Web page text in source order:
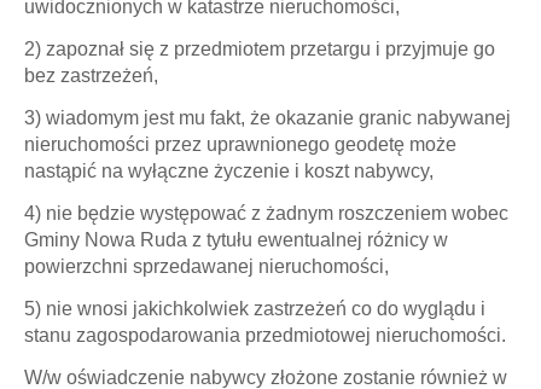
uwidocznionych w katastrze nieruchomości,
2) zapoznał się z przedmiotem przetargu i przyjmuje go
bez zastrzeżeń,
3) wiadomym jest mu fakt, że okazanie granic nabywanej
nieruchomości przez uprawnionego geodetę może
nastąpić na wyłączne życzenie i koszt nabywcy,
4) nie będzie występować z żadnym roszczeniem wobec
Gminy Nowa Ruda z tytułu ewentualnej różnicy w
powierzchni sprzedawanej nieruchomości,
5) nie wnosi jakichkolwiek zastrzeżeń co do wyglądu i
stanu zagospodarowania przedmiotowej nieruchomości.
W/w oświadczenie nabywcy złożone zostanie również w